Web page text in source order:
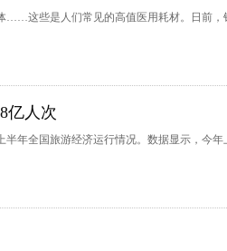
……这些是人们常见的高值医用耗材。日前，
亿人次
半年全国旅游经济运行情况。数据显示，今年